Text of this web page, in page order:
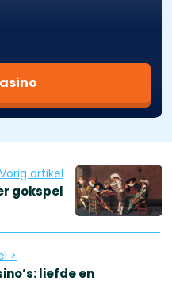
artikel
gokspel
>
liefde en